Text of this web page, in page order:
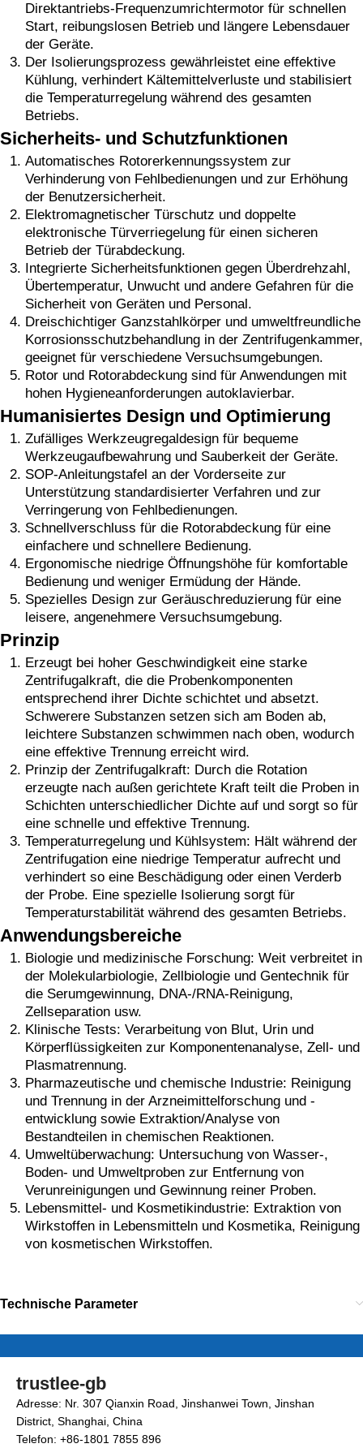
Direktantriebs-Frequenzumrichtermotor für schnellen
Start, reibungslosen Betrieb und längere Lebensdauer
der Geräte.
Der Isolierungsprozess gewährleistet eine effektive
Kühlung, verhindert Kältemittelverluste und stabilisiert
die Temperaturregelung während des gesamten
Betriebs.
Sicherheits- und Schutzfunktionen
Automatisches Rotorerkennungssystem zur
Verhinderung von Fehlbedienungen und zur Erhöhung
der Benutzersicherheit.
Elektromagnetischer Türschutz und doppelte
elektronische Türverriegelung für einen sicheren
Betrieb der Türabdeckung.
Integrierte Sicherheitsfunktionen gegen Überdrehzahl,
Übertemperatur, Unwucht und andere Gefahren für die
Sicherheit von Geräten und Personal.
Dreischichtiger Ganzstahlkörper und umweltfreundliche
Korrosionsschutzbehandlung in der Zentrifugenkammer,
geeignet für verschiedene Versuchsumgebungen.
Rotor und Rotorabdeckung sind für Anwendungen mit
hohen Hygieneanforderungen autoklavierbar.
Humanisiertes Design und Optimierung
Zufälliges Werkzeugregaldesign für bequeme
Werkzeugaufbewahrung und Sauberkeit der Geräte.
SOP-Anleitungstafel an der Vorderseite zur
Unterstützung standardisierter Verfahren und zur
Verringerung von Fehlbedienungen.
Schnellverschluss für die Rotorabdeckung für eine
einfachere und schnellere Bedienung.
Ergonomische niedrige Öffnungshöhe für komfortable
Bedienung und weniger Ermüdung der Hände.
Spezielles Design zur Geräuschreduzierung für eine
leisere, angenehmere Versuchsumgebung.
Prinzip
Erzeugt bei hoher Geschwindigkeit eine starke
Zentrifugalkraft, die die Probenkomponenten
entsprechend ihrer Dichte schichtet und absetzt.
Schwerere Substanzen setzen sich am Boden ab,
leichtere Substanzen schwimmen nach oben, wodurch
eine effektive Trennung erreicht wird.
Prinzip der Zentrifugalkraft: Durch die Rotation
erzeugte nach außen gerichtete Kraft teilt die Proben in
Schichten unterschiedlicher Dichte auf und sorgt so für
eine schnelle und effektive Trennung.
Temperaturregelung und Kühlsystem: Hält während der
Zentrifugation eine niedrige Temperatur aufrecht und
verhindert so eine Beschädigung oder einen Verderb
der Probe. Eine spezielle Isolierung sorgt für
Temperaturstabilität während des gesamten Betriebs.
Anwendungsbereiche
Biologie und medizinische Forschung: Weit verbreitet in
der Molekularbiologie, Zellbiologie und Gentechnik für
die Serumgewinnung, DNA-/RNA-Reinigung,
Zellseparation usw.
Klinische Tests: Verarbeitung von Blut, Urin und
Körperflüssigkeiten zur Komponentenanalyse, Zell- und
Plasmatrennung.
Pharmazeutische und chemische Industrie: Reinigung
und Trennung in der Arzneimittelforschung und -
entwicklung sowie Extraktion/Analyse von
Bestandteilen in chemischen Reaktionen.
Umweltüberwachung: Untersuchung von Wasser-,
Boden- und Umweltproben zur Entfernung von
Verunreinigungen und Gewinnung reiner Proben.
Lebensmittel- und Kosmetikindustrie: Extraktion von
Wirkstoffen in Lebensmitteln und Kosmetika, Reinigung
von kosmetischen Wirkstoffen.
Technische Parameter
trustlee-gb
Adresse: Nr. 307 Qianxin Road, Jinshanwei Town, Jinshan
District, Shanghai, China
Telefon: +86-1801 7855 896